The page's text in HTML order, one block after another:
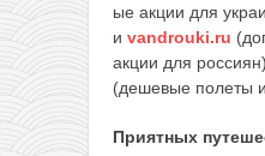
ые акции для
и vandrouki.ru
акции для россиян)
(дешевые полеты
Приятных